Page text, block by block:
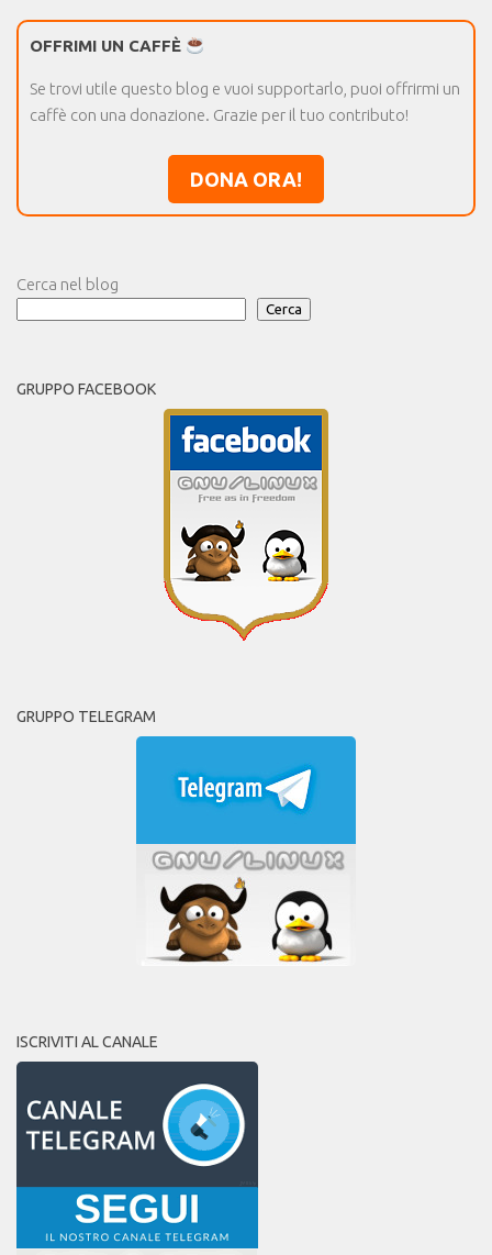
OFFRIMI UN CAFFÈ
Se trovi utile questo blog e vuoi supportarlo, puoi offrirmi un
caffè con una donazione. Grazie per il tuo contributo!
DONA ORA!
Cerca nel blog
Cerca
GRUPPO FACEBOOK
GRUPPO TELEGRAM
ISCRIVITI AL CANALE